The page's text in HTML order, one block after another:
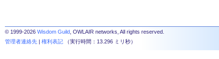
© 1999-2026 Wisdom Guild , OWLAIR networks, All rights reserved.
管理者連絡先 | 権利表記 （実行時間：13.296 ミリ秒）